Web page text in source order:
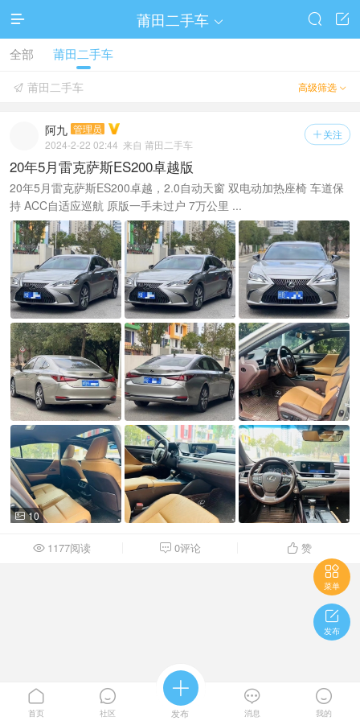
 莆田二手车  

全部 莆田二手车
高级筛选 
 莆田二手车
 关注
阿九 管理员
2024-2-22 02:44 来自 莆田二手车
20年5月雷克萨斯ES200卓越版
20年5月雷克萨斯ES200卓越，2.0自动天窗 双电动加热座椅 车道保
持 ACC自适应巡航 原版一手未过户 7万公里 ...
 10
 1177阅读  0评论  赞

菜单

发布

首页

社区

发布

消息

我的